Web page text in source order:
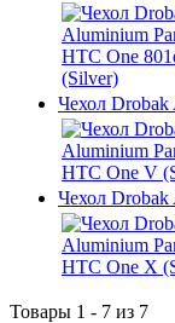
Чехол
Чехол
Товары 1 - 7 из 7